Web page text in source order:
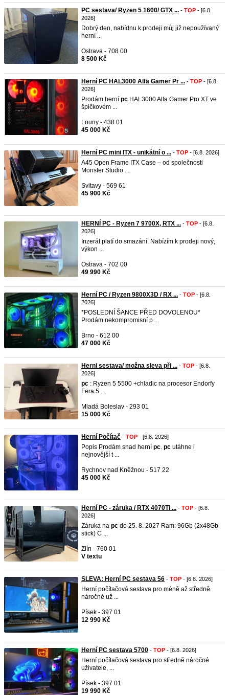
PC sestava/ Ryzen 5 1600/ GTX ... - TOP - [6.8.
2026]
Dobrý den, nabídnu k prodeji můj již nepoužívaný
herní ...
Ostrava - 708 00
8 500 Kč
Herní PC HAL3000 Alfa Gamer Pr ... - TOP - [6.8.
2026]
Prodám herní pc HAL3000 Alfa Gamer Pro XT ve
špičkovém ...
Louny - 438 01
45 000 Kč
Herní PC mini ITX - unikátní o ... - TOP - [6.8. 2026]
A45 Open Frame ITX Case – od společnosti
Monster Studio ...
Svitavy - 569 61
45 900 Kč
HERNÍ PC - Ryzen 7 9700X, RTX ... - TOP - [6.8.
2026]
Inzerát platí do smazání. Nabízím k prodeji nový,
výkon ...
Ostrava - 702 00
49 990 Kč
Herní PC / Ryzen 9800X3D / RX ... - TOP - [6.8.
2026]
*POSLEDNÍ ŠANCE PŘED DOVOLENOU*
Prodám nekompromisní p ...
Brno - 612 00
47 000 Kč
Herni sestava/ možna sleva při ... - TOP - [6.8.
2026]
pc : Ryzen 5 5500 +chladic na procesor Endorfy
Fera 5 ...
Mladá Boleslav - 293 01
15 000 Kč
Herní Počítač - TOP - [6.8. 2026]
Popis Prodám snad herní pc. pc utáhne i
nejnovější t ...
Rychnov nad Kněžnou - 517 22
45 000 Kč
Herní PC - záruka / RTX 4070Ti ... - TOP - [6.8.
2026]
Záruka na pc do 25. 8. 2027 Ram: 96Gb (2x48Gb
stick) C ...
Zlín - 760 01
V textu
SLEVA: Herní PC sestava 56 - TOP - [6.8. 2026]
Herní počítačová sestava pro méně až středně
náročné už ...
Písek - 397 01
12 990 Kč
Herní PC sestava 5700 - TOP - [6.8. 2026]
Herní počítačová sestava pro středně náročné
uživatele, ...
Písek - 397 01
19 990 Kč